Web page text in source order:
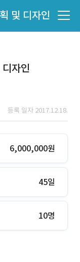
및 디자인
자인
등록 일자 2017.12.18.
6,000,000원
45일
10명